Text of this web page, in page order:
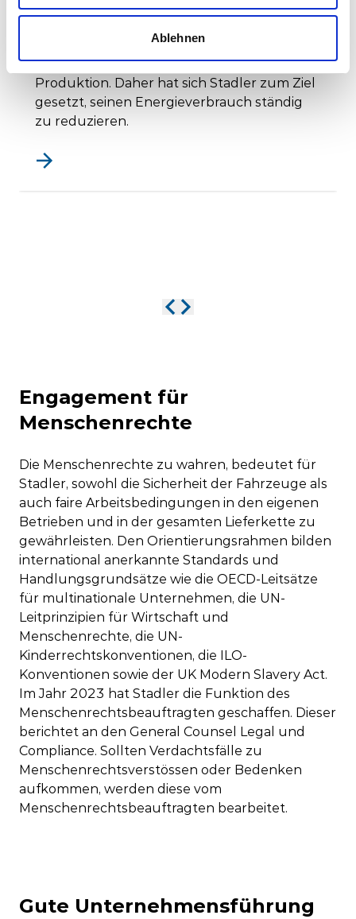
Ablehnen
Solarenergie
Ein Grossteil der CO2-Emissionen entstehen
durch den Energieverbrauch während der
Produktion. Daher hat sich Stadler zum Ziel
gesetzt, seinen Energieverbrauch ständig
zu reduzieren.
Engagement für
Menschenrechte
Die Menschenrechte zu wahren, bedeutet für
Stadler, sowohl die Sicherheit der Fahrzeuge als
auch faire Arbeitsbedingungen in den eigenen
Betrieben und in der gesamten Lieferkette zu
gewährleisten. Den Orientierungsrahmen bilden
international anerkannte Standards und
Handlungsgrundsätze wie die OECD-Leitsätze
für multinationale Unternehmen, die UN-
Leitprinzipien für Wirtschaft und
Menschenrechte, die UN-
Kinderrechtskonventionen, die ILO-
Konventionen sowie der UK Modern Slavery Act.
Im Jahr 2023 hat Stadler die Funktion des
Menschenrechtsbeauftragten geschaffen. Dieser
berichtet an den General Counsel Legal und
Compliance. Sollten Verdachtsfälle zu
Menschenrechtsverstössen oder Bedenken
aufkommen, werden diese vom
Menschenrechtsbeauftragten bearbeitet.
Gute Unternehmensführung